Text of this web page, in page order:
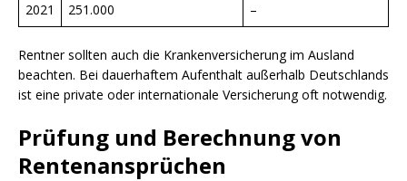
2021
251.000 –
Rentner sollten auch die Krankenversicherung im Ausland
beachten. Bei dauerhaftem Aufenthalt außerhalb Deutschlands
ist eine private oder internationale Versicherung oft notwendig.
Prüfung und Berechnung von
Rentenansprüchen